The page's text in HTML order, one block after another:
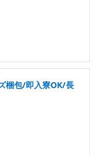
梱包/即入寮OK/長